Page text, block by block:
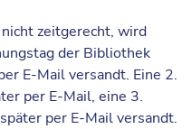
zeitgerecht, wird
der Bibliothek
E-Mail versandt. Eine 2.
per E-Mail, eine 3.
per E-Mail versandt.